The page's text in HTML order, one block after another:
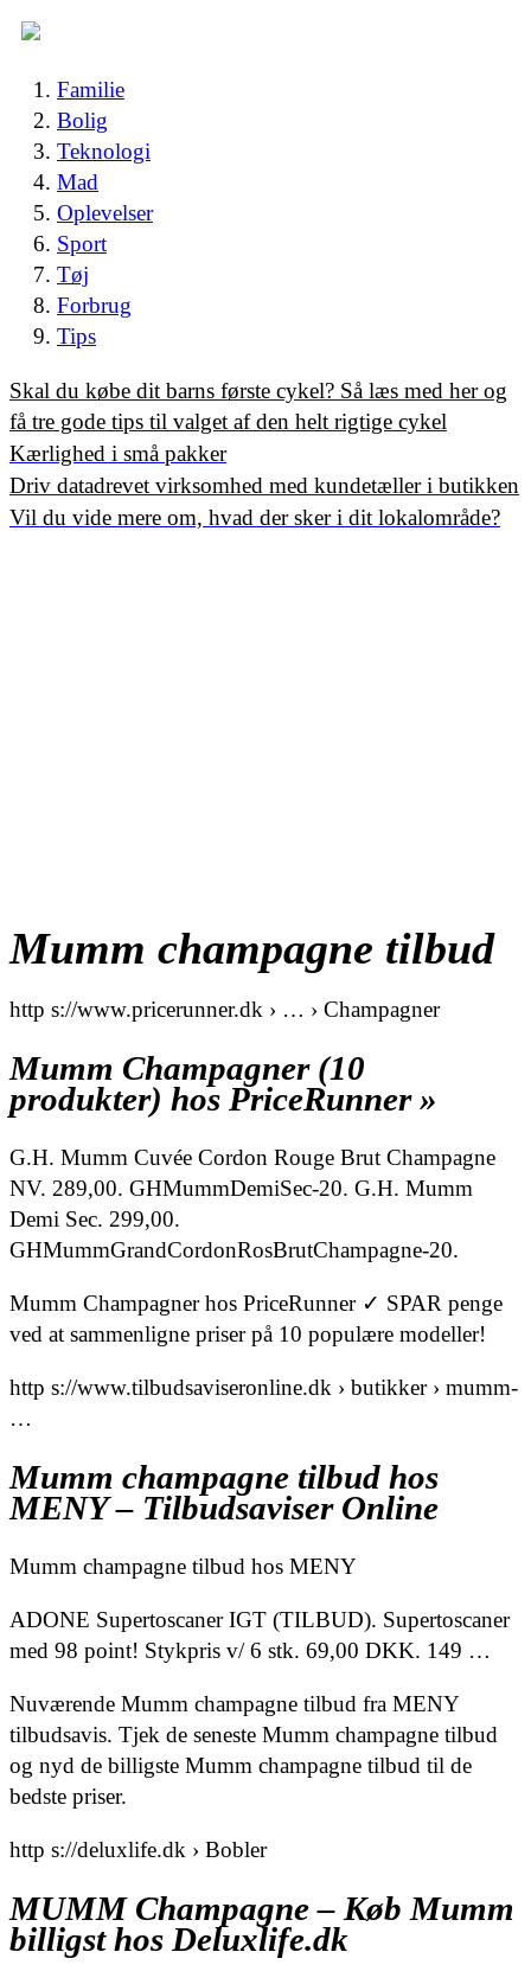
Familie
Bolig
Teknologi
Mad
Oplevelser
Sport
Tøj
Forbrug
Tips
Skal du købe dit barns første cykel? Så læs med her og
få tre gode tips til valget af den helt rigtige cykel
Kærlighed i små pakker
Driv datadrevet virksomhed med kundetæller i butikken
Vil du vide mere om, hvad der sker i dit lokalområde?
Mumm champagne tilbud
http s://www.pricerunner.dk › … › Champagner
Mumm Champagner (10
produkter) hos PriceRunner »
G.H. Mumm Cuvée Cordon Rouge Brut Champagne
NV. 289,00. GHMummDemiSec-20. G.H. Mumm
Demi Sec. 299,00.
GHMummGrandCordonRosBrutChampagne-20.
Mumm Champagner hos PriceRunner ✓ SPAR penge
ved at sammenligne priser på 10 populære modeller!
http s://www.tilbudsaviseronline.dk › butikker › mumm-
…
Mumm champagne tilbud hos
MENY – Tilbudsaviser Online
Mumm champagne tilbud hos MENY
ADONE Supertoscaner IGT (TILBUD). Supertoscaner
med 98 point! Stykpris v/ 6 stk. 69,00 DKK. 149 …
Nuværende Mumm champagne tilbud fra MENY
tilbudsavis. Tjek de seneste Mumm champagne tilbud
og nyd de billigste Mumm champagne tilbud til de
bedste priser.
http s://deluxlife.dk › Bobler
MUMM Champagne – Køb Mumm
billigst hos Deluxlife.dk